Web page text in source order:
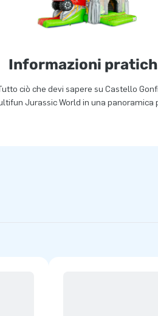
che ogni
Jurassic
e del
Informazioni
ciò che devi sapere su Castello
Jurassic World in una panoramica